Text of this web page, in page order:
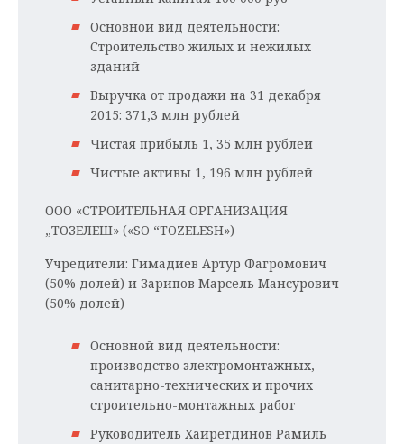
Основной вид деятельности:
Строительство жилых и нежилых
зданий
Выручка от продажи на 31 декабря
2015: 371,3 млн рублей
Чистая прибыль 1, 35 млн рублей
Чистые активы 1, 196 млн рублей
ООО «СТРОИТЕЛЬНАЯ ОРГАНИЗАЦИЯ
„ТОЗЕЛЕШ» («SO “TOZELESH»)
Учредители: Гимадиев Артур Фагромович
(50% долей) и Зарипов Марсель Мансурович
(50% долей)
Основной вид деятельности:
производство электромонтажных,
санитарно-технических и прочих
строительно-монтажных работ
Руководитель Хайретдинов Рамиль